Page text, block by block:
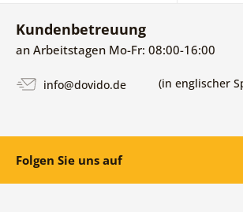
Kundenbetreuung
an Arbeitstagen Mo-Fr: 08:00-16:00
info@dovido.de (in englischer
Folgen Sie uns auf